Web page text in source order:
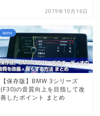
2019年10月16日
BMW
【保存版】BMW 3シリーズ
(F30)の音質向上を目指して改
善したポイント まとめ